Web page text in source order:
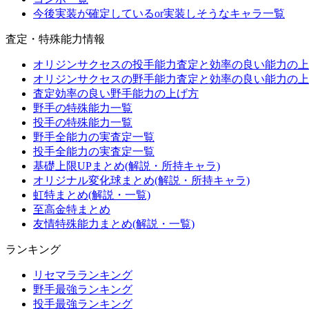
今後実装が確定しているor実装しそうなキャラ一覧
査定・特殊能力情報
オリジンサクセスの投手能力査定と効率の良い能力の
オリジンサクセスの野手能力査定と効率の良い能力の
査定効率の良い野手能力の上げ方
野手の特殊能力一覧
投手の特殊能力一覧
野手全能力の実査定一覧
投手全能力の実査定一覧
基礎上限UPまとめ(解説・所持キャラ)
オリジナル変化球まとめ(解説・所持キャラ)
虹特まとめ(解説・一覧)
至高金特まとめ
友情特殊能力まとめ(解説・一覧)
ランキング
リセマラランキング
野手最強ランキング
投手最強ランキング